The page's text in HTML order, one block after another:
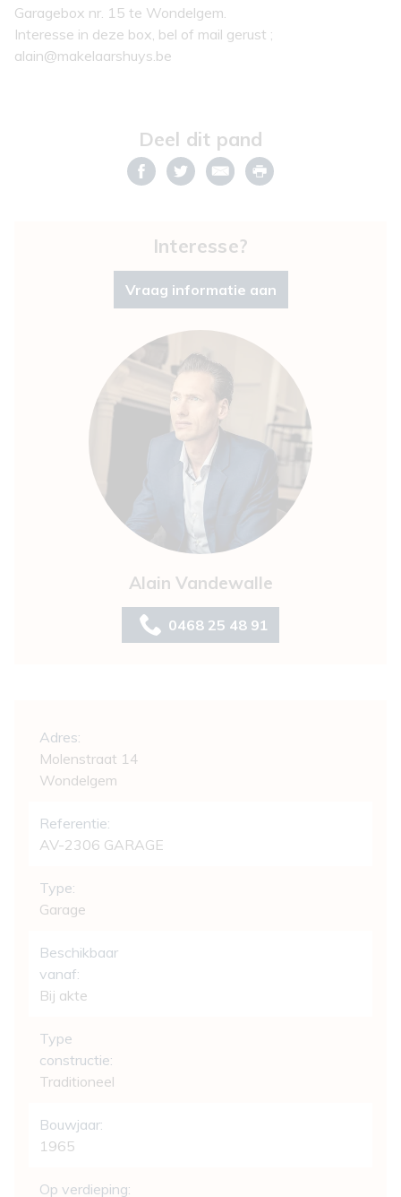
Garagebox nr. 15 te Wondelgem.
Interesse in deze box, bel of mail gerust ;
alain@makelaarshuys.be
Deel dit pand
Interesse?
Vraag informatie aan
Alain Vandewalle
0468 25 48 91
Adres:
Molenstraat 14
Wondelgem
Referentie:
AV-2306 GARAGE
Type:
Garage
Beschikbaar
vanaf:
Bij akte
Type
constructie:
Traditioneel
Bouwjaar:
1965
Op verdieping: